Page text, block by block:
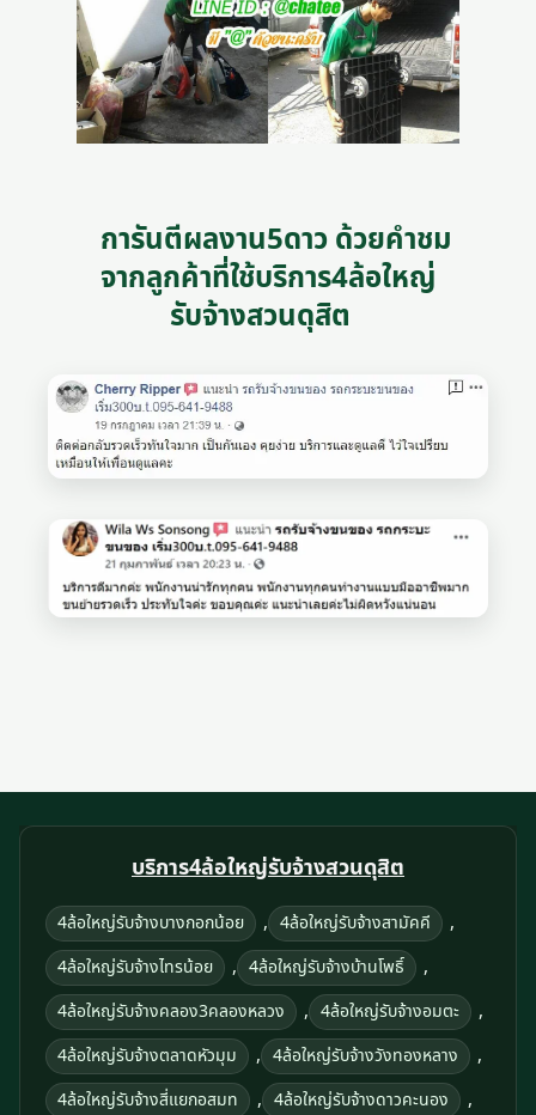
การันตีผลงาน5ดาว ด้วยคำชม
จากลูกค้าที่ใช้บริการ4ล้อใหญ่
รับจ้างสวนดุสิต
บริการ4ล้อใหญ่รับจ้างสวนดุสิต
4ล้อใหญ่รับจ้างบางกอกน้อย , 4ล้อใหญ่รับจ้างสามัคคี ,
4ล้อใหญ่รับจ้างไทรน้อย , 4ล้อใหญ่รับจ้างบ้านโพธิ์ ,
4ล้อใหญ่รับจ้างคลอง3คลองหลวง , 4ล้อใหญ่รับจ้างอมตะ ,
4ล้อใหญ่รับจ้างตลาดหัวมุม , 4ล้อใหญ่รับจ้างวังทองหลาง ,
4ล้อใหญ่รับจ้างสี่แยกอสมท , 4ล้อใหญ่รับจ้างดาวคะนอง ,